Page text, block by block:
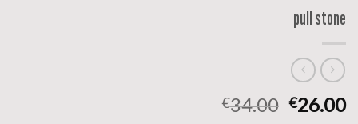
pull stone
€34.00 €26.00